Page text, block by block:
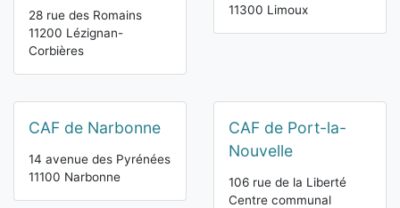
28 rue des Romains
11200 Lézignan-
Corbières
11300 Limoux
CAF de Narbonne
14 avenue des Pyrénées
11100 Narbonne
CAF de Port-la-
Nouvelle
106 rue de la Liberté
Centre communal